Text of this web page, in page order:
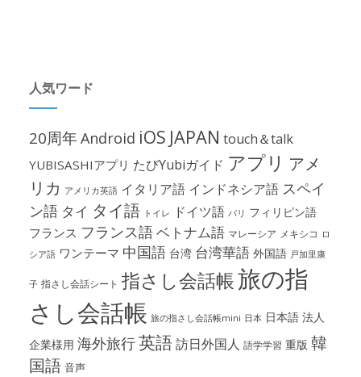
人気ワード
20周年Android iOS JAPAN touch＆talk
YUBISASHIアプリ たびYubiガイド アプリ アメ
リカ アメリカ英語 イタリア語 インドネシア語 スペイ
ン語 タイ タイ語 トイレ ドイツ語 パリ フィリピン語
フランス フランス語ベトナム語 マレーシア メキシコ ロ
シア語 ワンテーマ 中国語 台湾 台湾華語 外国語 戸加里康
子 指さし会話シート 指さし会話帳旅の指
さし会話帳 旅の指さし会話帳mini 日本 日本語 法人
企業様用 海外旅行英語訪日外国人 語学学習 重版 韓
国語 音声